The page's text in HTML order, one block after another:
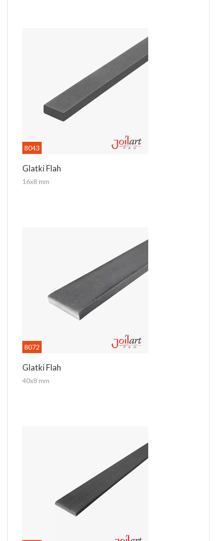
8043
Glatki Flah
16x8 mm
8072
Glatki Flah
40x8 mm